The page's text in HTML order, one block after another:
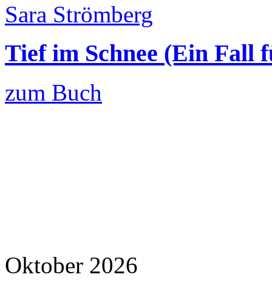
Sara Strömberg
Tief im Schnee (Ein Fall
zum Buch
Oktober 2026